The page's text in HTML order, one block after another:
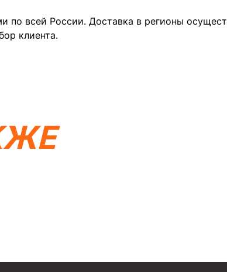
всей России. Доставка в регионы
клиента.